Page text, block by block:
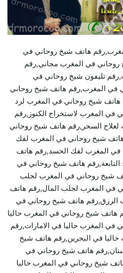
هاتف شيخ روحاني في
في المغرب مجاني,رقم
تليفون شيخ روحاني في
في المغرب,رقم هاتف شيخ روحاني
شيخ روحاني في المغرب لرد
في المغرب لاستخراج الكنوز,رقم
السحر,رقم هاتف شيخ روحاني
شيخ روحاني في المغرب لفك
المغرب لفك الحسد,رقم هاتف
هاتف شيخ روحاني في
شيخ روحاني في المغرب لجلب
في المغرب لجلب المال,رقم هاتف
هاتف شيخ روحاني في
هاتف شيخ روحاني في المغرب حاليا
المغرب حاليا في الامارات,رقم
في البحرين,رقم هاتف شيخ
هاتف شيخ روحاني في
شيخ روحاني في المغرب حاليا